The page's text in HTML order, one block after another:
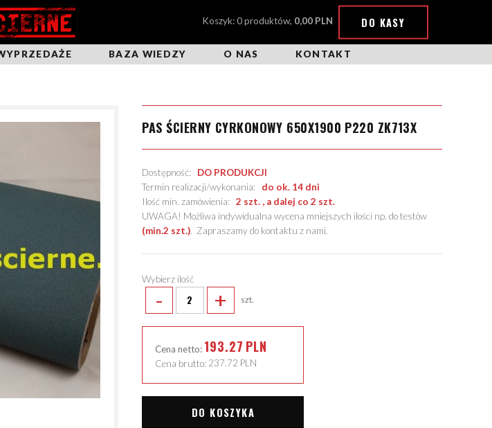
Koszyk: 0 produktów, 0,00 PLN DO KASY
BAZA WIEDZY O NAS KONTAKT
PAS ŚCIERNY CYRKONOWY 650X1900 P220 ZK713X
Dostępność: DO PRODUKCJI
Termin realizacji/wykonania: do ok. 14 dni
Ilość min. zamówienia:2 szt. , a dalej co 2 szt.
UWAGA! Możliwa indywidualna wycena mniejszych ilości np. do testów
(min.2 szt.). Zapraszamy do kontaktu z nami.
Wybierz ilość
- + szt.
Cena netto: 193.27 PLN
Cena brutto: 237.72 PLN
DO KOSZYKA